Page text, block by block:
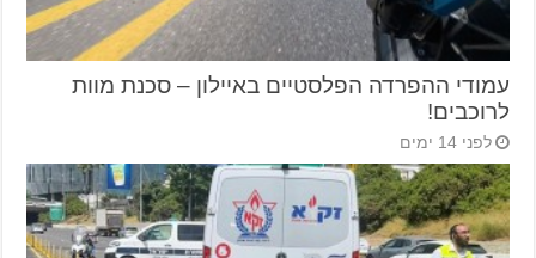
עמודי ההפרדה הפלסטיים באיילון – סכנת מוות
לרוכבים!
לפני 14 ימים